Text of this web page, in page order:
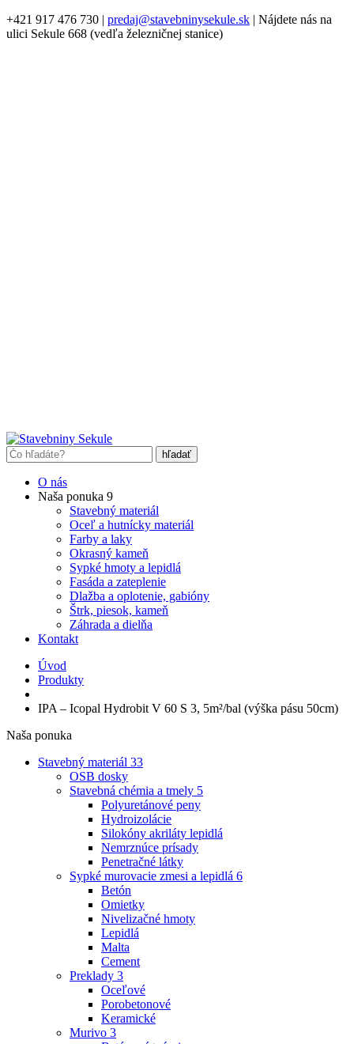
+421 917 476 730 | predaj@stavebninysekule.sk | Nájdete nás na
ulici Sekule 668 (vedľa železničnej stanice)
O nás
Naša ponuka 9
Stavebný materiál
Oceľ a hutnícky materiál
Farby a laky
Okrasný kameň
Sypké hmoty a lepidlá
Fasáda a zateplenie
Dlažba a oplotenie, gabióny
Štrk, piesok, kameň
Záhrada a dielňa
Kontakt
Úvod
Produkty
IPA – Icopal Hydrobit V 60 S 3, 5m²/bal (výška pásu 50cm)
Naša ponuka
Stavebný materiál 33
OSB dosky
Stavebná chémia a tmely 5
Polyuretánové peny
Hydroizolácie
Silokóny akriláty lepidlá
Nemrznúce prísady
Penetračné látky
Sypké murovacie zmesi a lepidlá 6
Betón
Omietky
Nivelizačné hmoty
Lepidlá
Malta
Cement
Preklady 3
Oceľové
Porobetonové
Keramické
Murivo 3